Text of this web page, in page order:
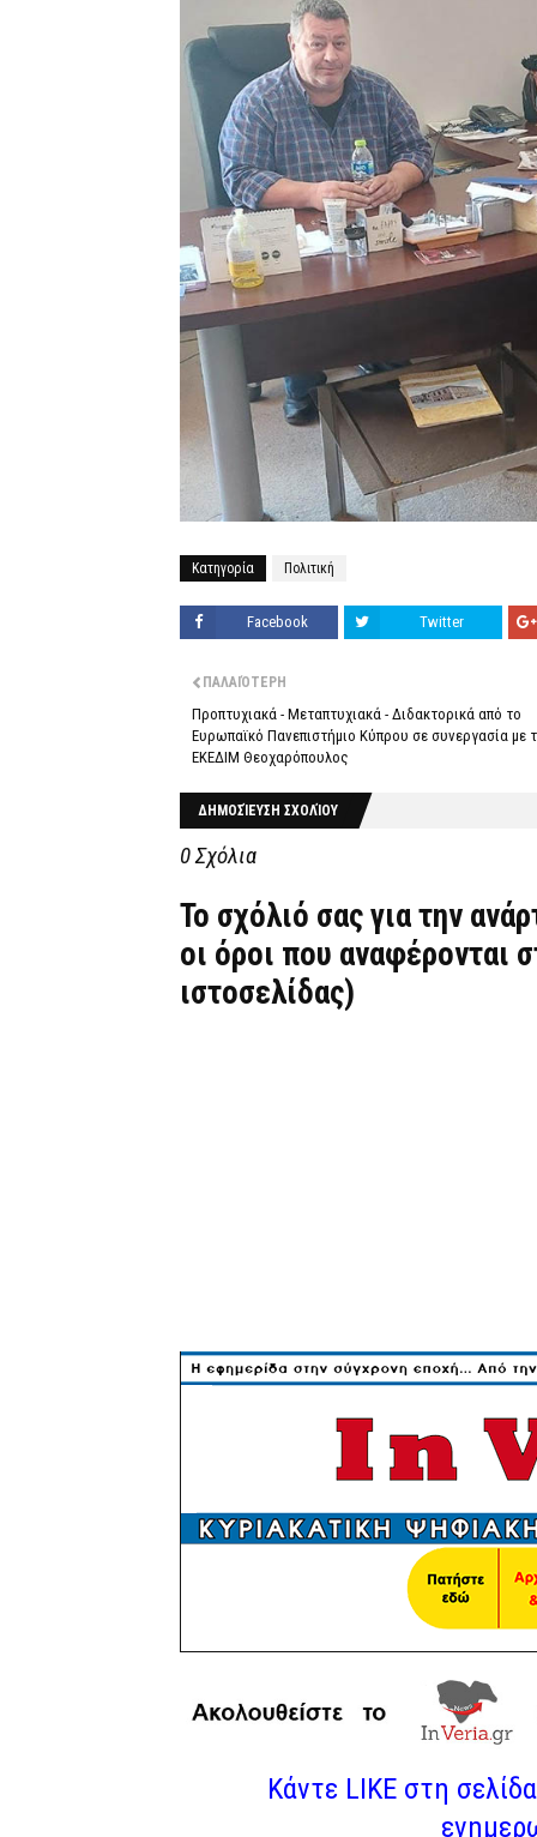
Κατηγορία Πολιτική
Facebook Twitter
ΠΑΛΑΙΌΤΕΡΗ
Προπτυχιακά - Μεταπτυχιακά - Διδακτορικά από το
Ευρωπαϊκό Πανεπιστήμιο Κύπρου σε συνεργασία με
ΕΚΕΔΙΜ Θεοχαρόπουλος
ΔΗΜΟΣΊΕΥΣΗ ΣΧΟΛΊΟΥ
0 Σχόλια
Το σχόλιό σας για την
οι όροι που αναφέρονται
ιστοσελίδας)
Κάντε LIKE στη